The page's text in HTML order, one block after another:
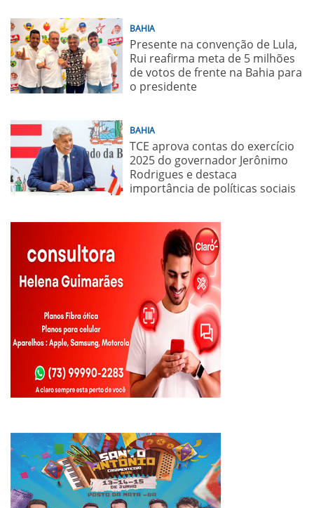
BAHIA
Presente na convenção de Lula,
Rui reafirma meta de 5 milhões
de votos de frente na Bahia para
o presidente
BAHIA
TCE aprova contas do exercício
2025 do governador Jerônimo
Rodrigues e destaca
importância de políticas sociais